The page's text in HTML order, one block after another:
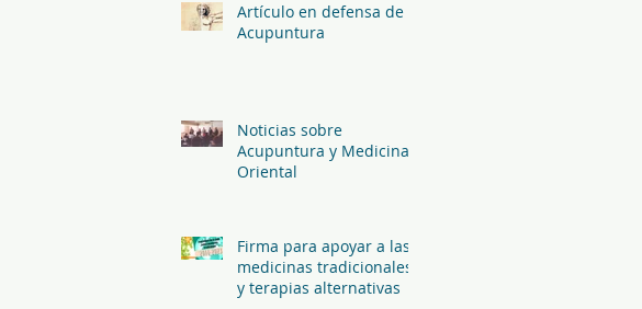
Artículo en defensa de la
Acupuntura
Noticias sobre
Acupuntura y Medicina
Oriental
Firma para apoyar a las
medicinas tradicionales
y terapias alternativas